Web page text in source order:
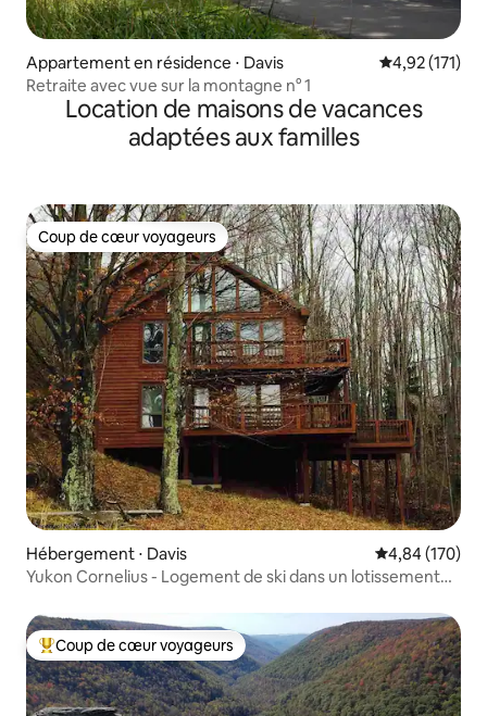
Appartement en résidence ⋅ Davis Évaluation
4,92 (171)
Retraite avec vue sur la montagne n° 1
Location de maisons de vacances
adaptées aux familles
Coup de cœur voyageurs
Coup de cœur voyageurs
Hébergement ⋅ Davis Évaluation
4,84 (170)
Yukon Cornelius - Logement de ski dans un lotissement
Coups de cœur voyageurs les plus appréciés
Coup de cœur voyageurs